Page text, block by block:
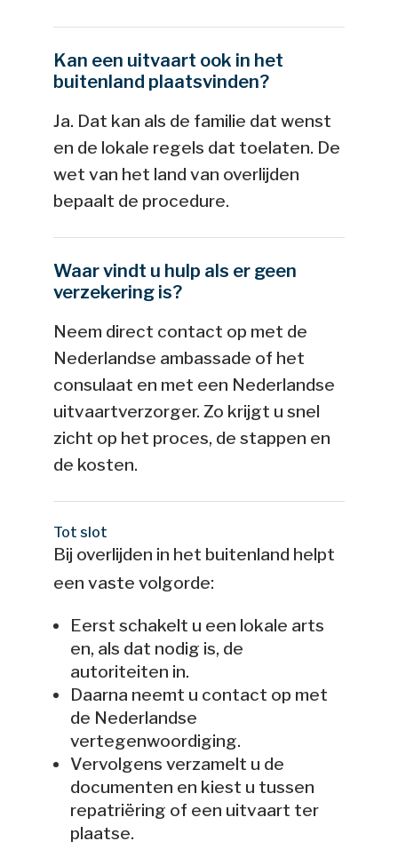
Kan een uitvaart ook in het
buitenland plaatsvinden?
Ja. Dat kan als de familie dat wenst
en de lokale regels dat toelaten. De
wet van het land van overlijden
bepaalt de procedure.
Waar vindt u hulp als er geen
verzekering is?
Neem direct contact op met de
Nederlandse ambassade of het
consulaat en met een Nederlandse
uitvaartverzorger. Zo krijgt u snel
zicht op het proces, de stappen en
de kosten.
Tot slot
Bij overlijden in het buitenland helpt
een vaste volgorde:
Eerst schakelt u een lokale arts
en, als dat nodig is, de
autoriteiten in.
Daarna neemt u contact op met
de Nederlandse
vertegenwoordiging.
Vervolgens verzamelt u de
documenten en kiest u tussen
repatriëring of een uitvaart ter
plaatse.